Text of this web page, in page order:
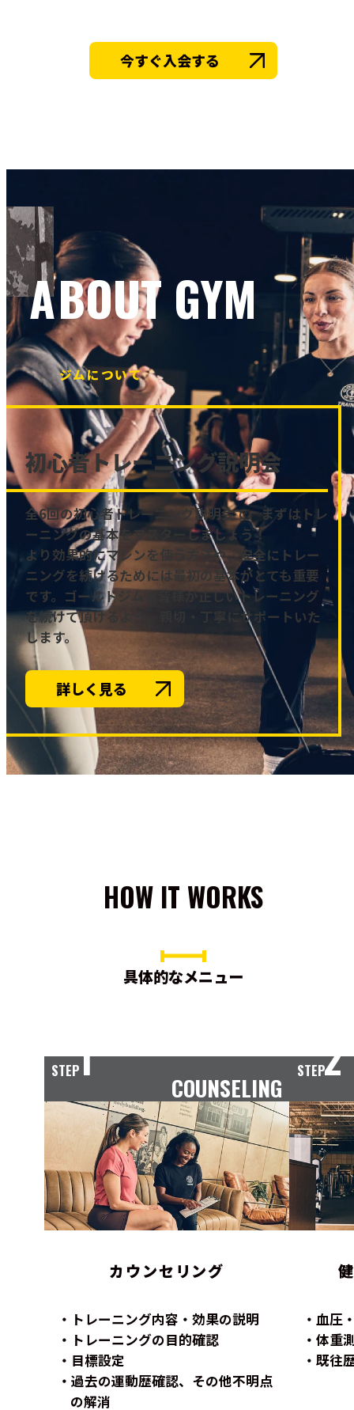
今すぐ入会する
ABOUT GYM
ジムについて
初心者トレーニング説明会
全6回の初心者トレーニング説明会で、まずはトレ
ーニングの基本をマスターしましょう！
より効果的にマシンを使う方法や、安全にトレー
ニングを続けるためには最初の基本がとても重要
です。ゴールドジムは皆様が正しいトレーニング
を続けて頂けるよう、親切・丁寧にサポートいた
します。
詳しく見る
HOW IT WORKS
具体的なメニュー
STEP1
COUNSELING
カウンセリング
トレーニング内容・効果の説明
トレーニングの目的確認
目標設定
過去の運動歴確認、その他不明点
の解消
STEP2
血圧
体重
既往